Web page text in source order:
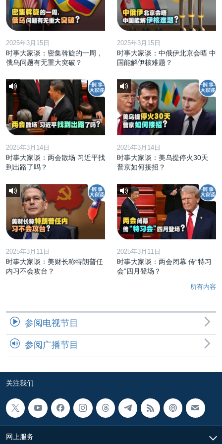
2025年3月15日
时事大家谈：密集斡旋的一周，
俄乌问题有无重大突破？
2025年3月15日
时事大家谈：中俄伊北京会晤 中
国能解伊核难题？
2025年3月14日
时事大家谈：两会散场 习近平找
到出路了吗？
2025年3月14日
时事大家谈：美乌提停火30天
普京如何接招？
2025年3月11日
时事大家谈：美财长称特朗普任
内习不会攻台？
2025年3月11日
时事大家谈：两会闭幕 传“特习
会”四月登场？
所有内容
参阅电视节目
参阅广播节目
关注我们
网上服务